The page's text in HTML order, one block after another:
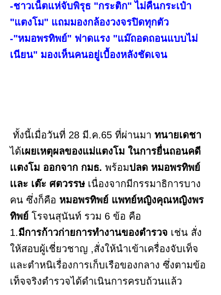
-ชาวเน็ตแห่จับพิรุธ "กระติก" ไม่คืนกระเป๋า
"แตงโม" แถมมองกล้องวงจรปิดทุกตัว
-"หมอพรทิพย์" ฟาดแรง "แม๊ถอดถอนแบบไม่
เนียน" มองเห็นคนอยู่เบื้องหลังชัดเจน
ทั้งนี้เมื่อวันที่ 28 มี.ค.65 ที่ผ่านมา ทนายเดชา
ได้เผยเหตุผลของแม่แตงโม ในการยื่นถอนคดี
เเตงโม ออกจาก กมธ. พร้อมปลด หมอพรทิพย์
เเละ เต๊ะ ศตวรรษเนื่องจากมีกรรมาธิการบาง
คน ซึ่งก็คือ หมอพรทิพย์ แพทย์หญิงคุณหญิงพร
ทิพย์ โรจนสุนันท์ รวม 6 ข้อ คือ
1.มีการก้าวก่ายการทำงานของตำรวจ เช่น สั่ง
ให้สอบผู้เชี่ยวชาญ ,สั่งให้นำเข้าเครื่องจับเท็จ
และตำหนิเรื่องการเก็บเรือของกลาง ซึ่งตามข้อ
เท็จจริงตำรวจได้ดำเนินการครบถ้วนแล้ว